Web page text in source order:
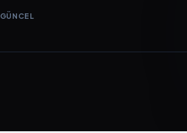
GÜNCEL